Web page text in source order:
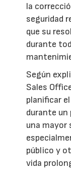
la
seguridad
que su
durante
Según
Sales
planificar
durante un
una mayor
público y
vida